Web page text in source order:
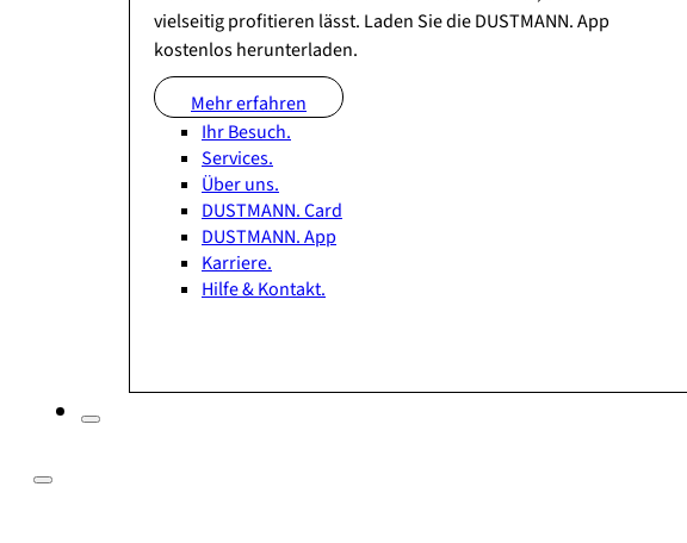
vielseitig profitieren lässt. Laden Sie die DUSTMANN. App
kostenlos herunterladen.
Mehr erfahren
Ihr Besuch.
Services.
Über uns.
DUSTMANN. Card
DUSTMANN. App
Karriere.
Hilfe & Kontakt.